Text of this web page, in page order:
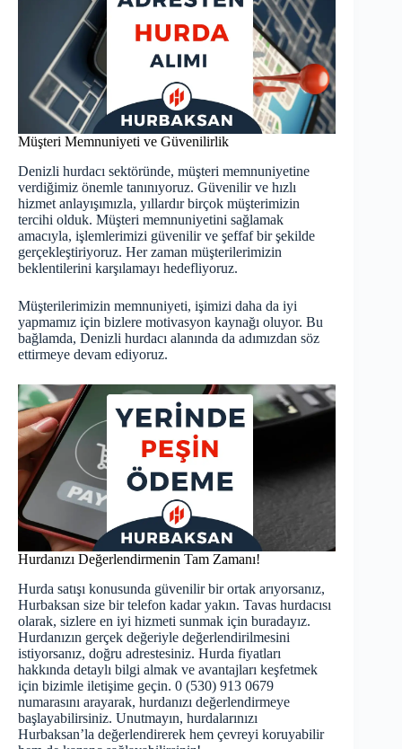
Müşteri Memnuniyeti ve Güvenilirlik
Denizli hurdacı sektöründe, müşteri memnuniyetine
verdiğimiz önemle tanınıyoruz. Güvenilir ve hızlı
hizmet anlayışımızla, yıllardır birçok müşterimizin
tercihi olduk. Müşteri memnuniyetini sağlamak
amacıyla, işlemlerimizi güvenilir ve şeffaf bir şekilde
gerçekleştiriyoruz. Her zaman müşterilerimizin
beklentilerini karşılamayı hedefliyoruz.
Müşterilerimizin memnuniyeti, işimizi daha da iyi
yapmamız için bizlere motivasyon kaynağı oluyor. Bu
bağlamda, Denizli hurdacı alanında da adımızdan söz
ettirmeye devam ediyoruz.
Hurdanızı Değerlendirmenin Tam Zamanı!
Hurda satışı konusunda güvenilir bir ortak arıyorsanız,
Hurbaksan size bir telefon kadar yakın. Tavas hurdacısı
olarak, sizlere en iyi hizmeti sunmak için buradayız.
Hurdanızın gerçek değeriyle değerlendirilmesini
istiyorsanız, doğru adrestesiniz. Hurda fiyatları
hakkında detaylı bilgi almak ve avantajları keşfetmek
için bizimle iletişime geçin. 0 (530) 913 0679
numarasını arayarak, hurdanızı değerlendirmeye
başlayabilirsiniz. Unutmayın, hurdalarınızı
Hurbaksan’la değerlendirerek hem çevreyi koruyabilir